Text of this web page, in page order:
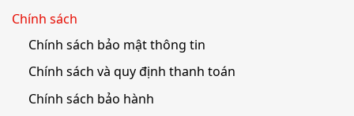
Chính sách
Chính sách bảo mật thông tin
Chính sách và quy định thanh toán
Chính sách bảo hành